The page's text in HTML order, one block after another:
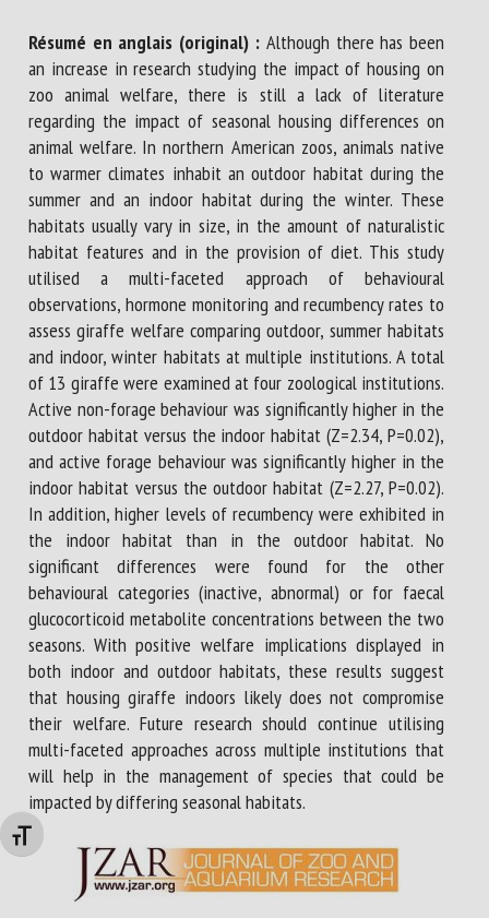
Changer la taille de la police
Résumé en anglais (original) : Although there has been
an increase in research studying the impact of housing on
zoo animal welfare, there is still a lack of literature
regarding the impact of seasonal housing differences on
animal welfare. In northern American zoos, animals native
to warmer climates inhabit an outdoor habitat during the
summer and an indoor habitat during the winter. These
habitats usually vary in size, in the amount of naturalistic
habitat features and in the provision of diet. This study
utilised a multi-faceted approach of behavioural
observations, hormone monitoring and recumbency rates to
assess giraffe welfare comparing outdoor, summer habitats
and indoor, winter habitats at multiple institutions. A total
of 13 giraffe were examined at four zoological institutions.
Active non-forage behaviour was significantly higher in the
outdoor habitat versus the indoor habitat (Z=2.34, P=0.02),
and active forage behaviour was significantly higher in the
indoor habitat versus the outdoor habitat (Z=2.27, P=0.02).
In addition, higher levels of recumbency were exhibited in
the indoor habitat than in the outdoor habitat. No
significant differences were found for the other
behavioural categories (inactive, abnormal) or for faecal
glucocorticoid metabolite concentrations between the two
seasons. With positive welfare implications displayed in
both indoor and outdoor habitats, these results suggest
that housing giraffe indoors likely does not compromise
their welfare. Future research should continue utilising
multi-faceted approaches across multiple institutions that
will help in the management of species that could be
impacted by differing seasonal habitats.